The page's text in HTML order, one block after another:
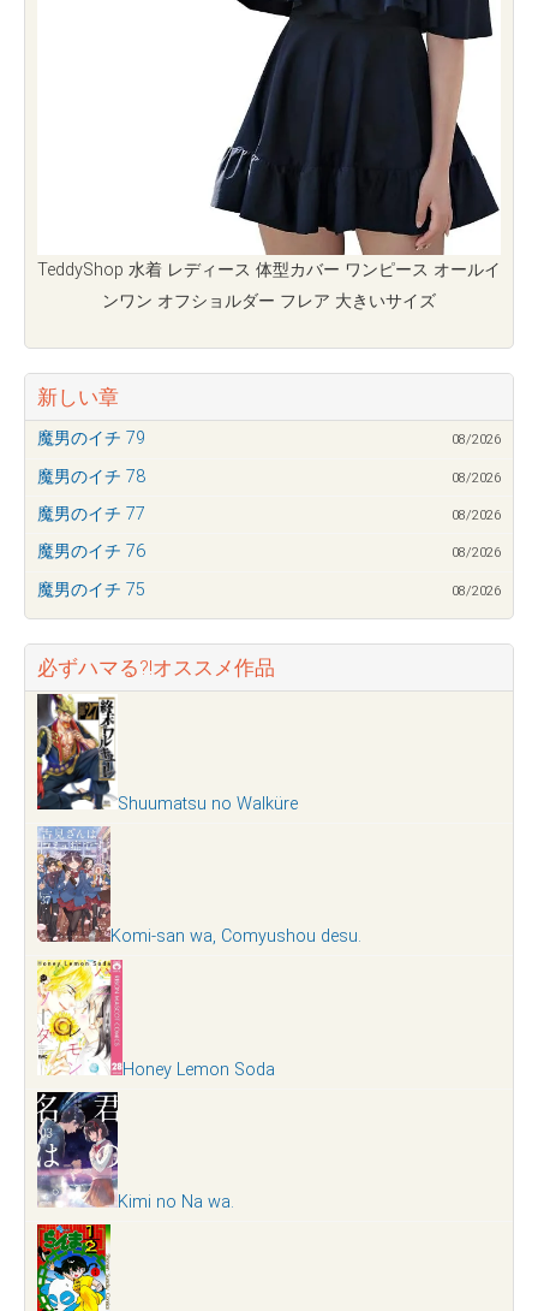
TeddyShop 水着 レディース 体型カバー ワンピース オールイ
ンワン オフショルダー フレア 大きいサイズ
新しい章
魔男のイチ 79 08/2026
魔男のイチ 78 08/2026
魔男のイチ 77 08/2026
魔男のイチ 76 08/2026
魔男のイチ 75 08/2026
必ずハマる?!オススメ作品
Shuumatsu no Walküre
Komi-san wa, Comyushou desu.
Honey Lemon Soda
Kimi no Na wa.